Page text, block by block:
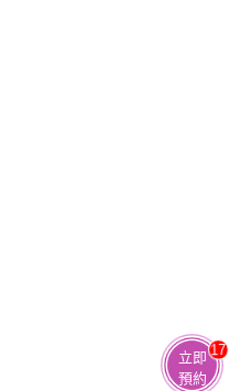
立即
預約
17